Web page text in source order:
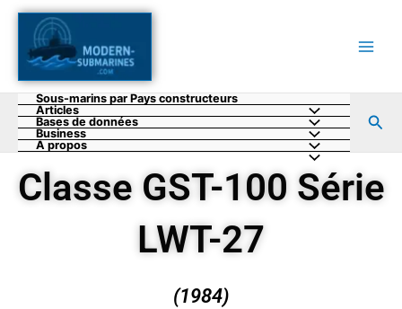
Aller
contenu
Sous-marins par Pays constructeurs
Articles
Bases de données
Business
A propos
Classe GST-100 Série
LWT-27
(1984)